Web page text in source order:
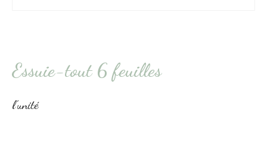
Essuie-tout 6 feuilles
l’unité